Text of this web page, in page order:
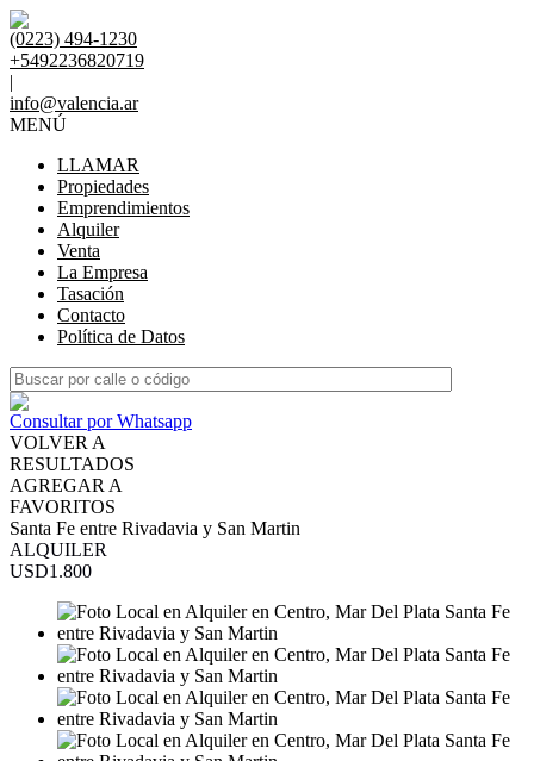
(0223) 494-1230
+5492236820719
|
info@valencia.ar
MENÚ
LLAMAR
Propiedades
Emprendimientos
Alquiler
Venta
La Empresa
Tasación
Contacto
Política de Datos
Consultar por Whatsapp
VOLVER A
RESULTADOS
AGREGAR A
FAVORITOS
Santa Fe entre Rivadavia y San Martin
ALQUILER
USD1.800